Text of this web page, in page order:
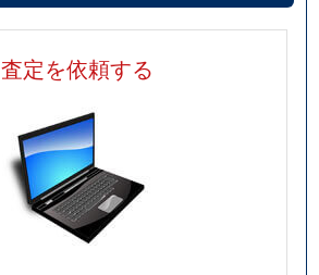
査定を依頼する